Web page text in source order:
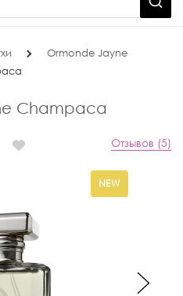
Ormonde Jayne
Champaca
Отзывов (5)
NEW